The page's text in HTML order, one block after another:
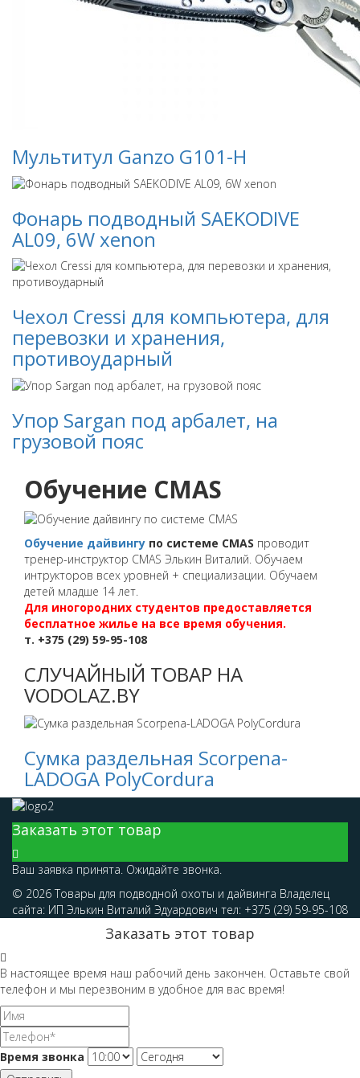
Мультитул Ganzo G101-H
Фонарь подводный SAEKODIVE
AL09, 6W xenon
Чехол Cressi для компьютера, для
перевозки и хранения,
противоударный
Упор Sargan под арбалет, на
грузовой пояс
Обучение CMAS
Обучение дайвингу по системе CMAS проводит
тренер-инструктор CMAS Элькин Виталий. Обучаем
интрукторов всех уровней + специализации. Обучаем
детей младше 14 лет.
Для иногородних студентов предоставляется
бесплатное жилье на все время обучения.
т. +375 (29) 59-95-108
СЛУЧАЙНЫЙ ТОВАР НА
VODOLAZ.BY
Сумка раздельная Scorpena-
LADOGA PolyCordura
Заказать этот товар
Ваш заявка принята. Ожидайте звонка.
© 2026 Товары для подводной охоты и дайвинга Владелец
сайта: ИП Элькин Виталий Эдуардович тел: +375 (29) 59-95-108
Заказать этот товар
В настоящее время наш рабочий день закончен. Оставьте свой
телефон и мы перезвоним в удобное для вас время!
Время звонка